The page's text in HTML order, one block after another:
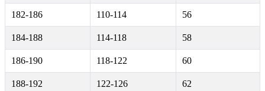
182-186 110-114 56
184-188 114-118 58
186-190 118-122 60
188-192 122-126 62